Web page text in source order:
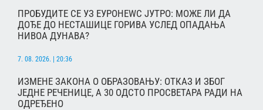
ПРОБУДИТЕ СЕ УЗ ЕУРОНЕWС ЈУТРО: МОЖЕ ЛИ ДА
ДОЂЕ ДО НЕСТАШИЦЕ ГОРИВА УСЛЕД ОПАДАЊА
НИВОА ДУНАВА?
7. 08. 2026. | 20:36
ИЗМЕНЕ ЗАКОНА О ОБРАЗОВАЊУ: ОТКАЗ И ЗБОГ
ЈЕДНЕ РЕЧЕНИЦЕ, А 30 ОДСТО ПРОСВЕТАРА РАДИ НА
ОДРЕЂЕНО